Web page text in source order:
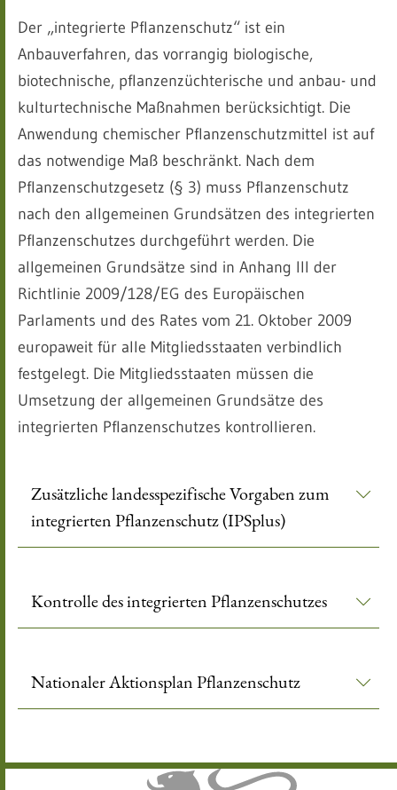
Der „integrierte Pflanzenschutz“ ist ein
Anbauverfahren, das vorrangig biologische,
biotechnische, pflanzenzüchterische und anbau- und
kulturtechnische Maßnahmen berücksichtigt. Die
Anwendung chemischer Pflanzenschutzmittel ist auf
das notwendige Maß beschränkt. Nach dem
Pflanzenschutzgesetz (§ 3) muss Pflanzenschutz
nach den allgemeinen Grundsätzen des integrierten
Pflanzenschutzes durchgeführt werden. Die
allgemeinen Grundsätze sind in Anhang III der
Richtlinie 2009/128/EG des Europäischen
Parlaments und des Rates vom 21. Oktober 2009
europaweit für alle Mitgliedsstaaten verbindlich
festgelegt. Die Mitgliedsstaaten müssen die
Umsetzung der allgemeinen Grundsätze des
integrierten Pflanzenschutzes kontrollieren.
Zusätzliche landesspezifische Vorgaben zum
integrierten Pflanzenschutz (IPSplus)
Kontrolle des integrierten Pflanzenschutzes
Nationaler Aktionsplan Pflanzenschutz